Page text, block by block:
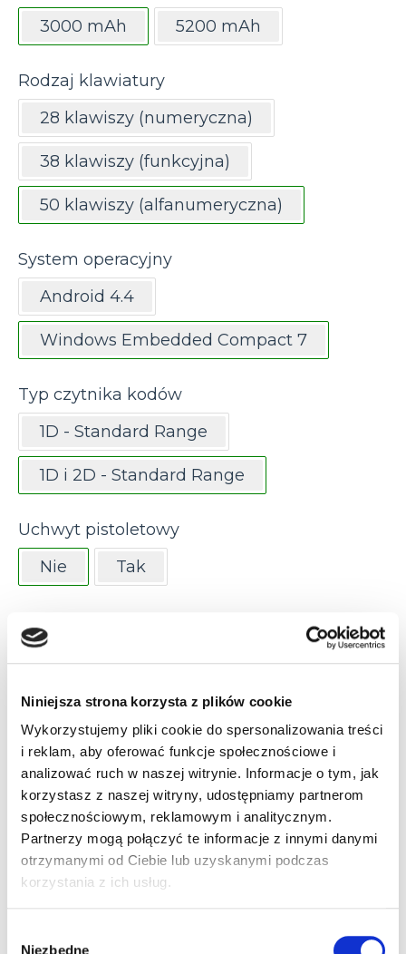
Niniejsza strona korzysta z plików cookie
Wykorzystujemy pliki cookie do spersonalizowania treści
i reklam, aby oferować funkcje społecznościowe i
analizować ruch w naszej witrynie. Informacje o tym, jak
korzystasz z naszej witryny, udostępniamy partnerom
społecznościowym, reklamowym i analitycznym.
Partnerzy mogą połączyć te informacje z innymi danymi
otrzymanymi od Ciebie lub uzyskanymi podczas
korzystania z ich usług.
Niezbędne
3000 mAh
5200 mAh
Rodzaj klawiatury
28 klawiszy (numeryczna)
38 klawiszy (funkcyjna)
50 klawiszy (alfanumeryczna)
System operacyjny
Android 4.4
Windows Embedded Compact 7
Typ czytnika kodów
1D - Standard Range
1D i 2D - Standard Range
Uchwyt pistoletowy
Nie
Tak
Informacje dodatkowe Akcesoria
Załączniki
Informacje
dodatkowe
System operacyjny
Pamięć RAM